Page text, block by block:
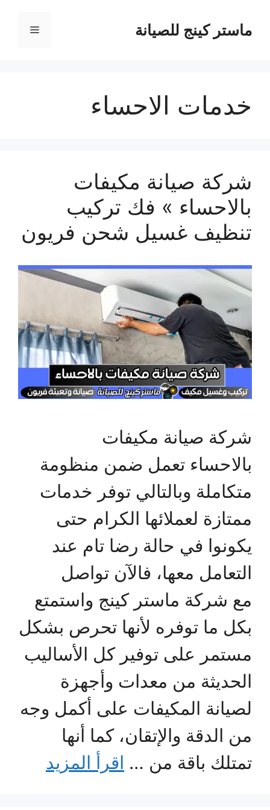
المحتوىماستر كينج للصيانة القائمة
خدمات الاحساء
شركة صيانة مكيفات
بالاحساء » فك تركيب
تنظيف غسيل شحن فريون
شركة صيانة مكيفات
بالاحساء تعمل ضمن منظومة
متكاملة وبالتالي توفر خدمات
ممتازة لعملائها الكرام حتى
يكونوا في حالة رضا تام عند
التعامل معها، فالآن تواصل
مع شركة ماستر كينج واستمتع
بكل ما توفره لأنها تحرص بشكل
مستمر على توفير كل الأساليب
الحديثة من معدات وأجهزة
لصيانة المكيفات على أكمل وجه
من الدقة والإتقان، كما أنها
تمتلك باقة من … اقرأ المزيد